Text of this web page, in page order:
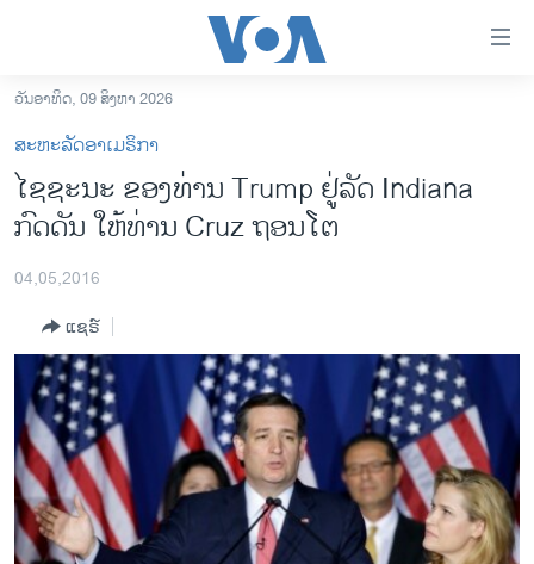
ເຂົ້າ
ຫາ
ຂ້າມ
ຂ້າມ
ຂ້າມ
ຫາ
ອາເມຣິກາ
ຂ່າວ​ຈີນ
ໂລກ
ເອເຊຍ
ອິດສະຫຼະພາບດ້ານການຂ່າວ
ຊີວິດຊາວລາວ
ຊຸມຊົນຊາວລາວ
ວິທະຍາສາດ-ເທັກໂນໂລຈີ
ວັນອາທິດ, 09 ສິງຫາ 2026
ສະຫະລັດອາເມຣິກາ
ໄຊຊະນະ ຂອງທ່ານ Trump ຢູ່ລັດ Indiana
ກົດດັນ ໃຫ້ທ່ານ Cruz ຖອນໂຕ
04,05,2016
ແຊຣ໌